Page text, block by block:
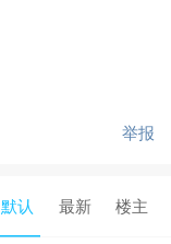
举报
默认 最新 楼主